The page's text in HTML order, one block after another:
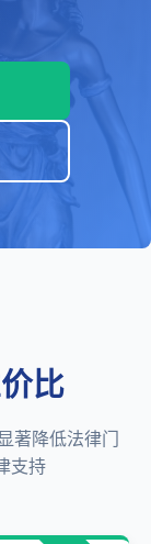
比
著降低法律门
支持